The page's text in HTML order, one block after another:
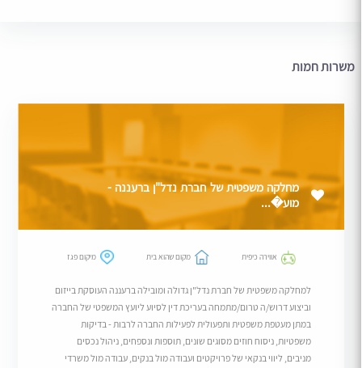
משרות חמות
מחלקה משפטית של חברת נדל"ן ברעננה -
מוע�...
אווירה כיפית מקום שהוא בית מיקום פגז
למחלקה משפטית של חברת נדל"ן גדולה ומובילה ברעננה העוסקת בייזום
וביצוע דרוש/ה טרום/מתמחה בעריכת דין לסיוע ליועץ המשפטי של החברה
במתן מעטפת משפטית ותפעולית לפעילות החברה לרבות - בדיקות
משפטיות, ניסוח חוזים מסוגים שונים, תוספות ונספחים, ניהול נכסים
מניבים, ליווי בנקאי של פרויקטים ועבודה מול בנקים, עבודה מול משרדי